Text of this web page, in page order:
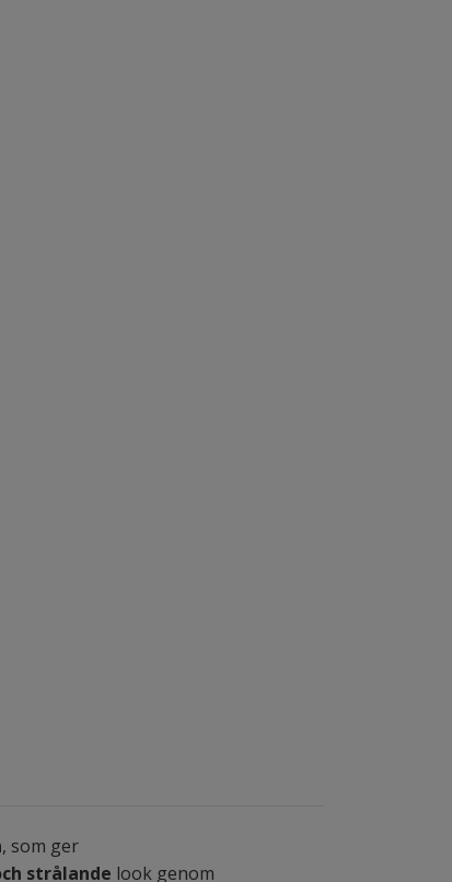
, som ger
strålande look genom